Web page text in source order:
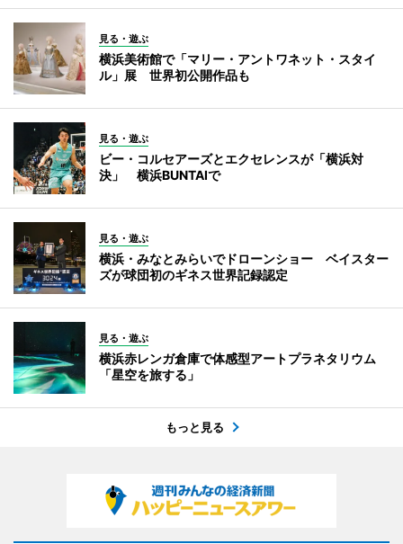
見る・遊ぶ
横浜美術館で「マリー・アントワネット・スタイ
ル」展 世界初公開作品も
見る・遊ぶ
ビー・コルセアーズとエクセレンスが「横浜対
決」 横浜BUNTAIで
見る・遊ぶ
横浜・みなとみらいでドローンショー ベイスター
ズが球団初のギネス世界記録認定
見る・遊ぶ
横浜赤レンガ倉庫で体感型アートプラネタリウム
「星空を旅する」
もっと見る